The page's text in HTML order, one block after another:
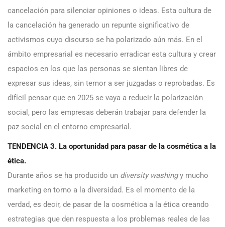
cancelación para silenciar opiniones o ideas. Esta cultura de
la cancelación ha generado un repunte significativo de
activismos cuyo discurso se ha polarizado aún más. En el
ámbito empresarial es necesario erradicar esta cultura y crear
espacios en los que las personas se sientan libres de
expresar sus ideas, sin temor a ser juzgadas o reprobadas. Es
difícil pensar que en 2025 se vaya a reducir la polarización
social, pero las empresas deberán trabajar para defender la
paz social en el entorno empresarial.
TENDENCIA 3. La oportunidad para pasar de la cosmética a la
ética.
Durante años se ha producido un diversity washingy mucho
marketing en torno a la diversidad. Es el momento de la
verdad, es decir, de pasar de la cosmética a la ética creando
estrategias que den respuesta a los problemas reales de las